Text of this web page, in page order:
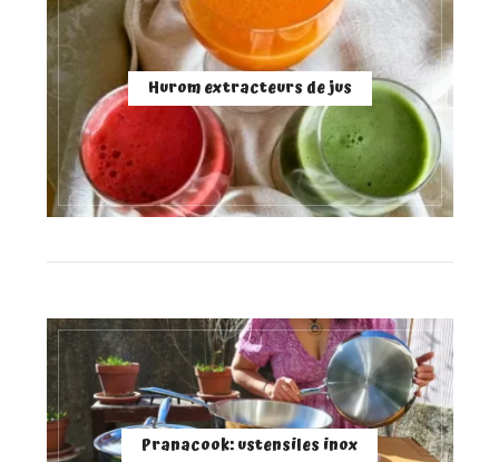
Hurom extracteurs de jus
Pranacook: ustensiles inox